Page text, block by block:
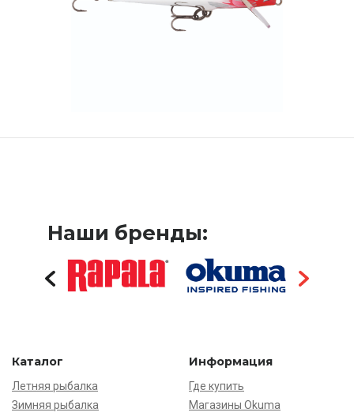
Наши бренды:
Каталог
Летняя рыбалка
Зимняя рыбалка
Информация
Где купить
Магазины Okuma